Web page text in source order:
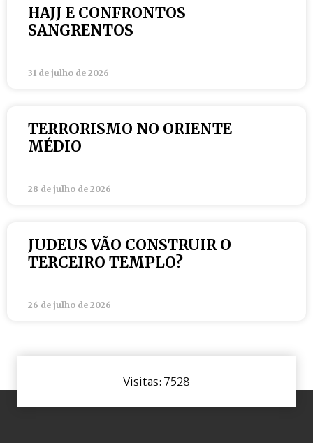
HAJJ E CONFRONTOS
SANGRENTOS
31 de julho de 2026
TERRORISMO NO ORIENTE
MÉDIO
28 de julho de 2026
JUDEUS VÃO CONSTRUIR O
TERCEIRO TEMPLO?
26 de julho de 2026
Visitas: 7528